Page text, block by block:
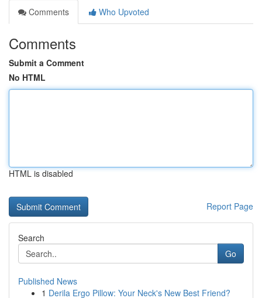
Comments
Who Upvoted
Comments
Submit a Comment
No HTML
HTML is disabled
Report Page
Search
Go
Published News
1 Derila Ergo Pillow: Your Neck's New Best Friend?